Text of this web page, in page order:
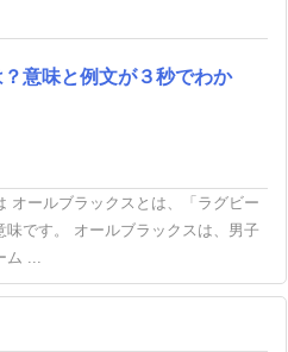
？意味と例文が３秒でわか
オールブラックスとは、「ラグビー
です。 オールブラックスは、男子
ム ...